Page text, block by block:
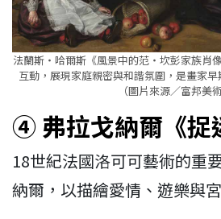
法蘭斯・哈爾斯《風景中的范・坎彭家族肖
互動，展現家庭親密與和諧氛圍，是畫家早
（圖片來源／富邦美術
④ 弗拉戈納爾《捉
18世紀法國洛可可藝術的重
納爾，以描繪愛情、遊樂與